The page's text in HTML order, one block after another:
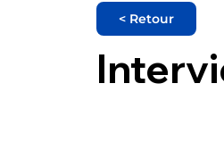
< Retour